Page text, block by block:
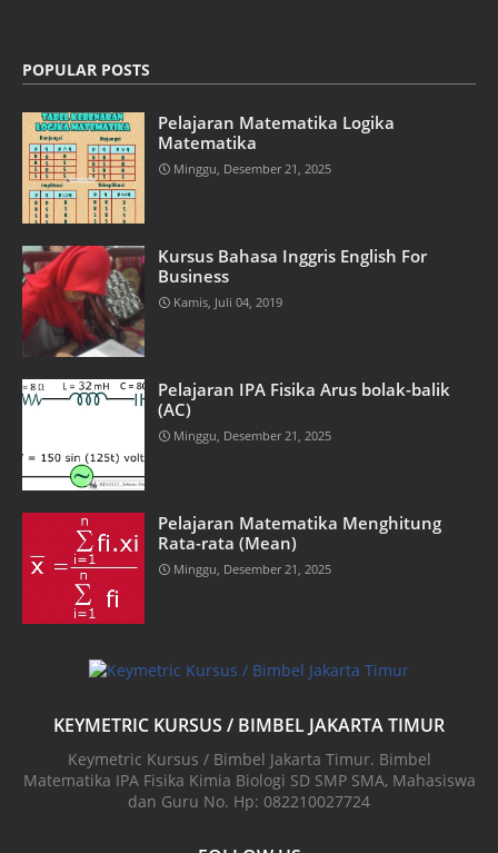
POPULAR POSTS
Pelajaran Matematika Logika
Matematika
Minggu, Desember 21, 2025
Kursus Bahasa Inggris English For
Business
Kamis, Juli 04, 2019
Pelajaran IPA Fisika Arus bolak-balik
(AC)
Minggu, Desember 21, 2025
Pelajaran Matematika Menghitung
Rata-rata (Mean)
Minggu, Desember 21, 2025
KEYMETRIC KURSUS / BIMBEL JAKARTA TIMUR
Keymetric Kursus / Bimbel Jakarta Timur. Bimbel
Matematika IPA Fisika Kimia Biologi SD SMP SMA, Mahasiswa
dan Guru No. Hp: 082210027724